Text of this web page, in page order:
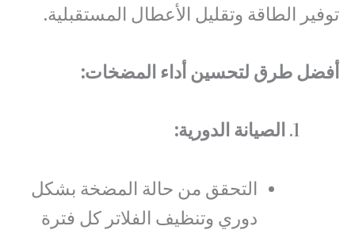
توفير الطاقة وتقليل الأعطال المستقبلية.
أفضل طرق لتحسين أداء المضخات:
الصيانة الدورية:
التحقق من حالة المضخة بشكل
دوري وتنظيف الفلاتر كل فترة